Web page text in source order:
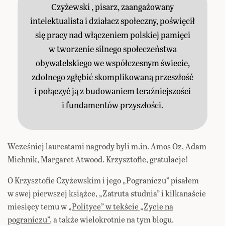
Czyżewski , pisarz, zaangażowany
intelektualista i działacz społeczny, poświęcił
się pracy nad włączeniem polskiej pamięci
w tworzenie silnego społeczeństwa
obywatelskiego we współczesnym świecie,
zdolnego zgłębić skomplikowaną przeszłość
i połączyć ją z budowaniem teraźniejszości
i fundamentów przyszłości.
Wcześniej laureatami nagrody byli m.in. Amos Oz, Adam
Michnik, Margaret Atwood. Krzysztofie, gratulacje!
O Krzysztofie Czyżewskim i jego „Pograniczu” pisałem
w swej pierwszej książce, „Zatruta studnia” i kilkanaście
miesięcy temu w„Polityce” w tekście „Zycie na
pograniczu”, a także wielokrotnie na tym blogu.